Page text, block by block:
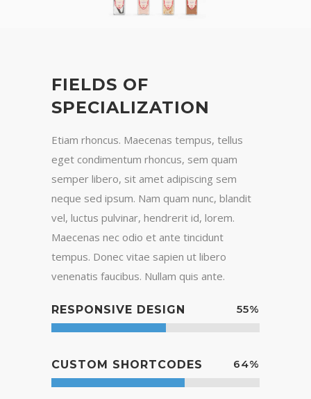
FIELDS OF
SPECIALIZATION
Etiam rhoncus. Maecenas tempus, tellus
eget condimentum rhoncus, sem quam
semper libero, sit amet adipiscing sem
neque sed ipsum. Nam quam nunc, blandit
vel, luctus pulvinar, hendrerit id, lorem.
Maecenas nec odio et ante tincidunt
tempus. Donec vitae sapien ut libero
venenatis faucibus. Nullam quis ante.
RESPONSIVE DESIGN 55%
CUSTOM SHORTCODES 64%